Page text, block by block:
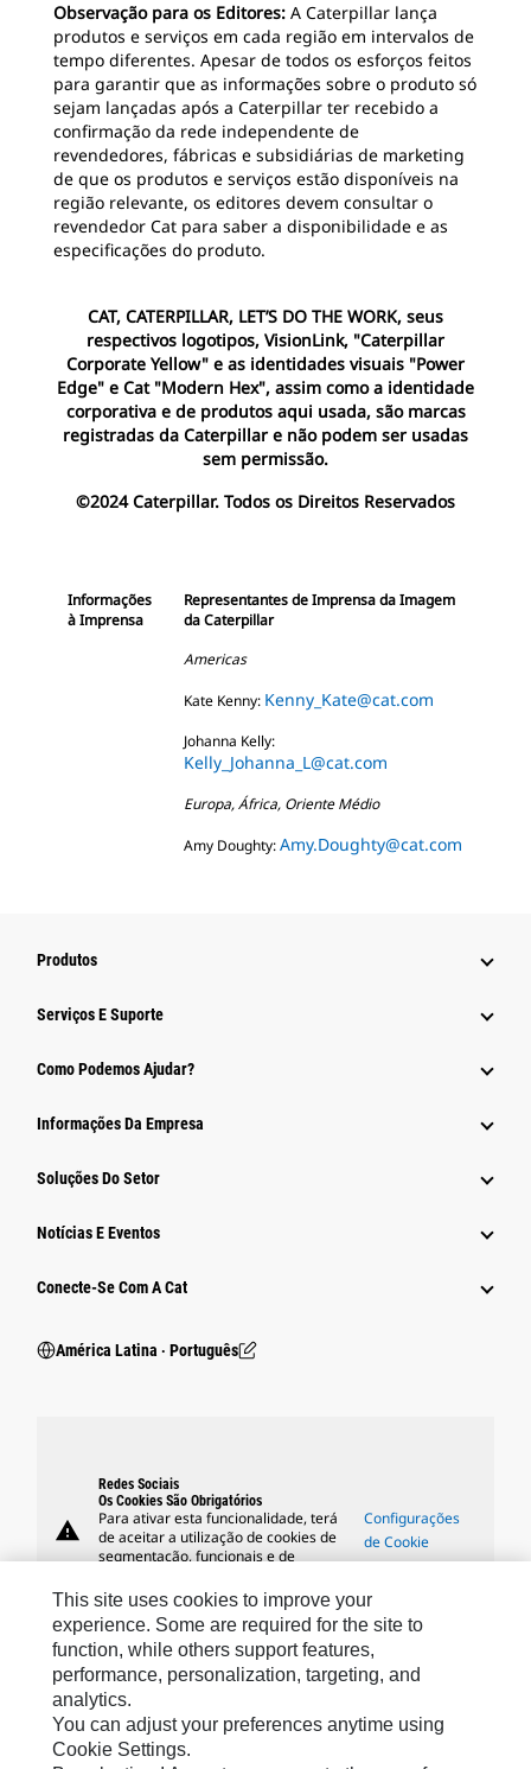
Observação para os Editores: A Caterpillar lança
produtos e serviços em cada região em intervalos de
tempo diferentes. Apesar de todos os esforços feitos
para garantir que as informações sobre o produto só
sejam lançadas após a Caterpillar ter recebido a
confirmação da rede independente de
revendedores, fábricas e subsidiárias de marketing
de que os produtos e serviços estão disponíveis na
região relevante, os editores devem consultar o
revendedor Cat para saber a disponibilidade e as
especificações do produto.
CAT, CATERPILLAR, LET’S DO THE WORK, seus
respectivos logotipos, VisionLink, "Caterpillar
Corporate Yellow" e as identidades visuais "Power
Edge" e Cat "Modern Hex", assim como a identidade
corporativa e de produtos aqui usada, são marcas
registradas da Caterpillar e não podem ser usadas
sem permissão.
©2024 Caterpillar. Todos os Direitos Reservados
Informações
à Imprensa
Representantes de Imprensa da Imagem
da Caterpillar
Americas
Kate Kenny: Kenny_Kate@cat.com
Johanna Kelly:
Kelly_Johanna_L@cat.com
Europa, África, Oriente Médio
Amy Doughty:Amy.Doughty@cat.com
Produtos
Serviços E Suporte
Como Podemos Ajudar?
Informações Da Empresa
Soluções Do Setor
Notícias E Eventos
Conecte-Se Com A Cat
América Latina ‧ Português
warning
Redes Sociais
Os Cookies São Obrigatórios
Para ativar esta funcionalidade, terá
de aceitar a utilização de cookies de
segmentação, funcionais e de
Configurações
de Cookie
Marcas Da Caterpillar
This site uses cookies to improve your
experience. Some are required for the site to
function, while others support features,
performance, personalization, targeting, and
analytics.
You can adjust your preferences anytime using
Cookie Settings.